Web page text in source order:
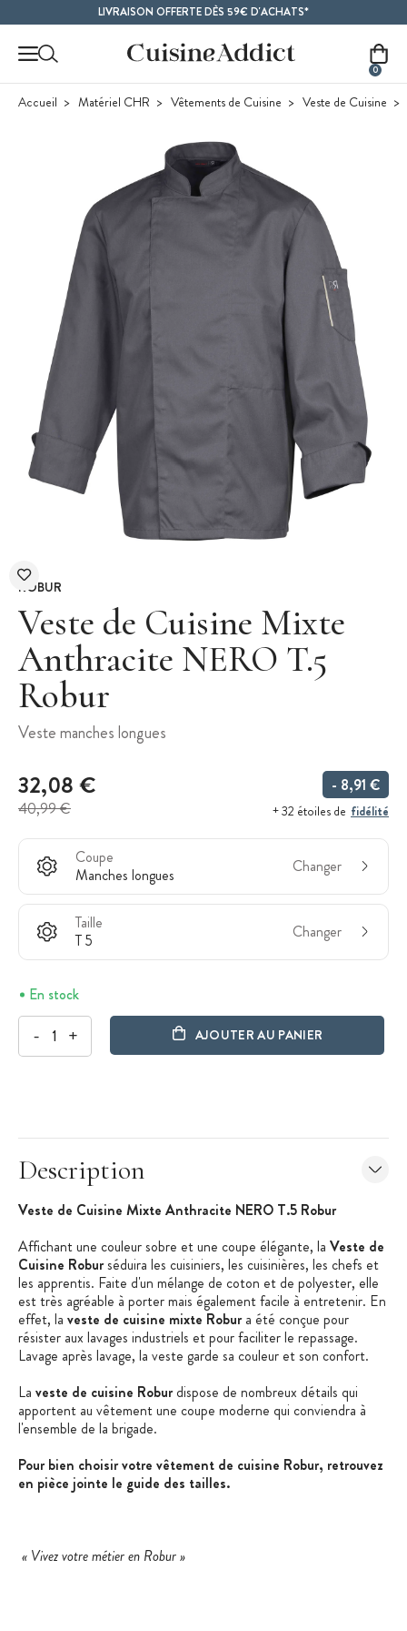
LIVRAISON OFFERTE DÈS 59€ D'ACHATS*
0
Accueil Matériel CHR Vêtements de Cuisine Veste de Cuisine
ROBUR
Veste de Cuisine Mixte
Anthracite NERO T.5
Robur
Veste manches longues
32,08 €
40,99 €
- 8,91 €
+ 32 étoiles de fidélité
Coupe
Manches longues
Changer
Taille
T 5
Changer
En stock
- + AJOUTER AU PANIER
Description
Veste de Cuisine Mixte Anthracite NERO T.5 Robur
Affichant une couleur sobre et une coupe élégante, la Veste de
Cuisine Roburséduira les cuisiniers, les cuisinières, les chefs et
les apprentis. Faite d'un mélange de coton et de polyester, elle
est très agréable à porter mais également facile à entretenir. En
effet, la veste de cuisine mixte Robura été conçue pour
résister aux lavages industriels et pour faciliter le repassage.
Lavage après lavage, la veste garde sa couleur et son confort.
La veste de cuisine Roburdispose de nombreux détails qui
apportent au vêtement une coupe moderne qui conviendra à
l'ensemble de la brigade.
Pour bien choisir votre vêtement de cuisine Robur, retrouvez
en pièce jointe le guide des tailles.
« Vivez votre métier en Robur »